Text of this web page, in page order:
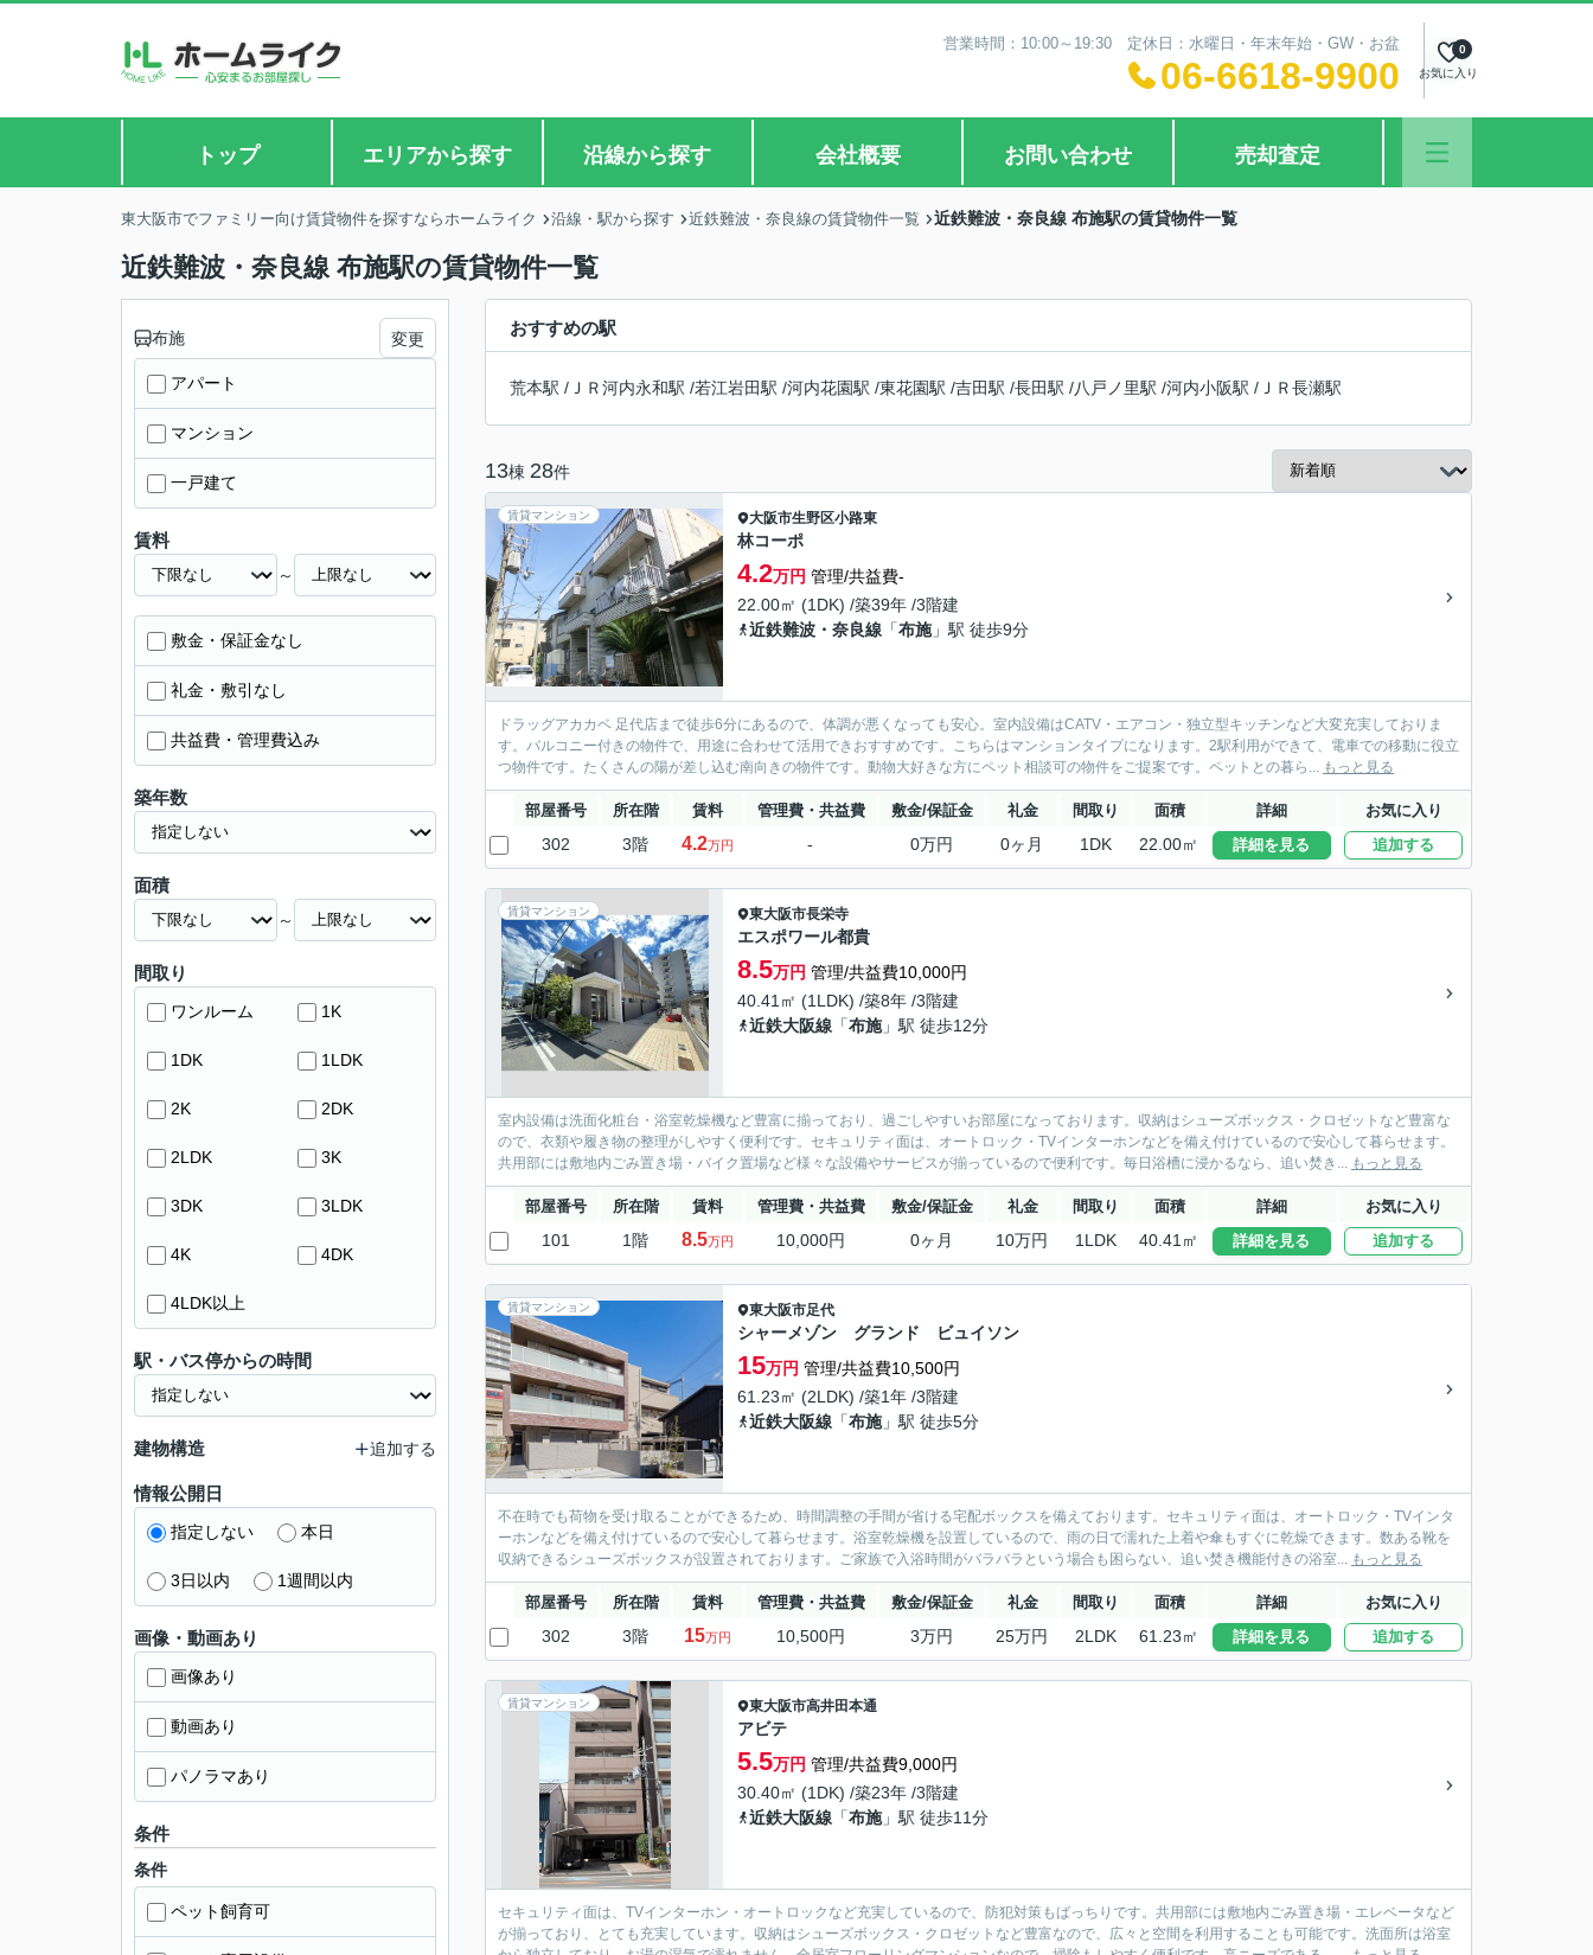
営業時間：10:00～19:30 定休日：水曜日・年末年始・GW・お盆
06-6618-9900 お気に入り
0
トップ エリアから探す 沿線から探す 会社概要 お問い合わせ 売却査定
東大阪市でファミリー向け賃貸物件を探すならホームライク 沿線・駅から探す 近鉄難波・奈良線の賃貸物件一覧 近鉄難波・奈良線 布施駅の賃貸物件一覧
近鉄難波・奈良線 布施駅の賃貸物件一覧
おすすめの駅
荒本駅 / ＪＲ河内永和駅 /若江岩田駅 /河内花園駅 /東花園駅 /吉田駅 /長田駅 /八戸ノ里駅 /河内小阪駅 / ＪＲ長瀬駅
13棟 28件
賃貸マンション 大阪市生野区小路東
林コーポ
4.2万円 管理/共益費-
22.00㎡ (1DK) /築39年 /3階建
近鉄難波・奈良線 「布施」駅 徒歩9分
ドラッグアカカベ 足代店まで徒歩6分にあるので、体調が悪くなっても安心。室内設備はCATV・エアコン・独立型キッチンなど大変充実しておりま
す。バルコニー付きの物件で、用途に合わせて活用できおすすめです。こちらはマンションタイプになります。2駅利用ができて、電車での移動に役立
つ物件です。たくさんの陽が差し込む南向きの物件です。動物大好きな方にペット相談可の物件をご提案です。ペットとの暮ら... もっと見る
部屋番号 所在階 賃料 管理費・共益費 敷金/保証金 礼金 間取り 面積 詳細 お気に入り
302 3階 4.2万円 - 0万円 0ヶ月 1DK 22.00㎡ 詳細を見る 追加する
賃貸マンション 東大阪市長栄寺
エスポワール都貴
8.5万円 管理/共益費10,000円
40.41㎡ (1LDK) /築8年 /3階建
近鉄大阪線 「布施」駅 徒歩12分
室内設備は洗面化粧台・浴室乾燥機など豊富に揃っており、過ごしやすいお部屋になっております。収納はシューズボックス・クロゼットなど豊富な
ので、衣類や履き物の整理がしやすく便利です。セキュリティ面は、オートロック・TVインターホンなどを備え付けているので安心して暮らせます。
共用部には敷地内ごみ置き場・バイク置場など様々な設備やサービスが揃っているので便利です。毎日浴槽に浸かるなら、追い焚き... もっと見る
部屋番号 所在階 賃料 管理費・共益費 敷金/保証金 礼金 間取り 面積 詳細 お気に入り
101 1階 8.5万円 10,000円 0ヶ月 10万円 1LDK 40.41㎡ 詳細を見る 追加する
賃貸マンション 東大阪市足代
シャーメゾン グランド ビュイソン
15万円 管理/共益費10,500円
61.23㎡ (2LDK) /築1年 /3階建
近鉄大阪線 「布施」駅 徒歩5分
不在時でも荷物を受け取ることができるため、時間調整の手間が省ける宅配ボックスを備えております。セキュリティ面は、オートロック・TVインタ
ーホンなどを備え付けているので安心して暮らせます。浴室乾燥機を設置しているので、雨の日で濡れた上着や傘もすぐに乾燥できます。数ある靴を
収納できるシューズボックスが設置されております。ご家族で入浴時間がバラバラという場合も困らない、追い焚き機能付きの浴室... もっと見る
部屋番号 所在階 賃料 管理費・共益費 敷金/保証金 礼金 間取り 面積 詳細 お気に入り
302 3階 15万円 10,500円 3万円 25万円 2LDK 61.23㎡ 詳細を見る 追加する
賃貸マンション 東大阪市高井田本通
アビテ
5.5万円 管理/共益費9,000円
30.40㎡ (1DK) /築23年 /3階建
近鉄大阪線 「布施」駅 徒歩11分
セキュリティ面は、TVインターホン・オートロックなど充実しているので、防犯対策もばっちりです。共用部には敷地内ごみ置き場・エレベータなど
が揃っており、とても充実しています。収納はシューズボックス・クロゼットなど豊富なので、広々と空間を利用することも可能です。洗面所は浴室
布施 変更
アパート
マンション
一戸建て
賃料
～
敷金・保証金なし
礼金・敷引なし
共益費・管理費込み
築年数
面積
～
間取り
ワンルーム 1K
1DK 1LDK
2K 2DK
2LDK 3K
3DK 3LDK
4K 4DK
4LDK以上
駅・バス停からの時間
建物構造 追加する
情報公開日
指定しない 本日
3日以内 1週間以内
画像・動画あり
画像あり
動画あり
パノラマあり
条件
条件
ペット飼育可